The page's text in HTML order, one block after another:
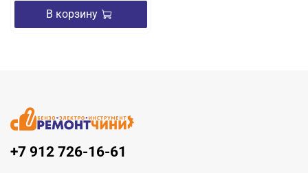
В корзину
+7 912 726-16-61